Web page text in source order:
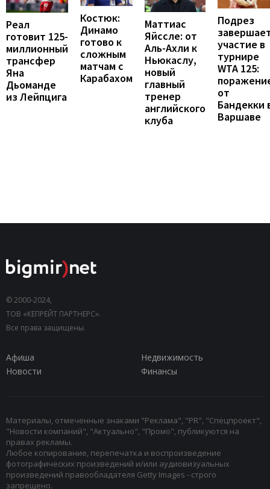
Реал
готовит 125-
миллионный
трансфер
Яна
Дьоманде
из Лейпцига
Костюк:
Динамо
готово к
сложным
матчам с
Карабахом
Маттиас
Яйссле: от
Аль-Ахли к
Ньюкаслу,
новый
главный
тренер
английского
клуба
Подрез
участие в
турнире
WTA 125:
от
Бандекки
Варшаве
© 2000-2024,
ТОВ «КЕПРЕЙТ ПАРТНЕРС».
Все права защищены.
Афиша
Недвижимость
Новости
Финансы
Материалы, отмеченные знаками "Реклама", "PR", "Спецпроект",
"Новости компаний", "Актуально", "Промо", публикуются на
правах рекламы.
Любое копирование, перепечатка и воспроизведение
фотографических произведений и/или аудиовизуальных
произведений правообладателя Getty Images - строго
запрещено.